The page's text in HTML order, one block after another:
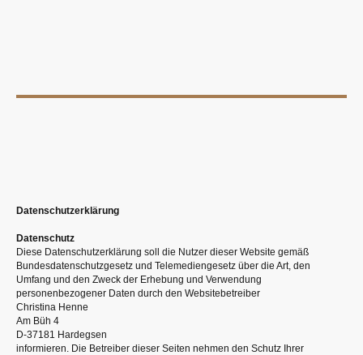
Datenschutzerklärung
Datenschutz
Diese Datenschutzerklärung soll die Nutzer dieser Website gemäß
Bundesdatenschutzgesetz und Telemediengesetz über die Art, den
Umfang und den Zweck der Erhebung und Verwendung
personenbezogener Daten durch den Websitebetreiber
Christina Henne
Am Büh 4
D-37181 Hardegsen
informieren. Die Betreiber dieser Seiten nehmen den Schutz Ihrer